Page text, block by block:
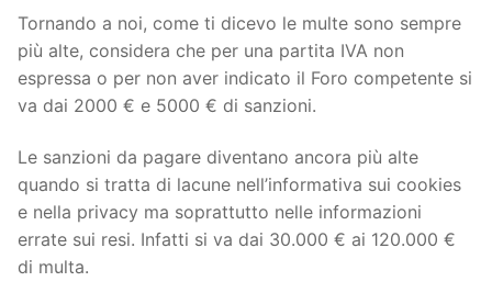
Tornando a noi, come ti dicevo le multe sono sempre
più alte, considera che per una partita IVA non
espressa o per non aver indicato il Foro competente si
va dai 2000 € e 5000 € di sanzioni.
Le sanzioni da pagare diventano ancora più alte
quando si tratta di lacune nell’informativa sui cookies
e nella privacy ma soprattutto nelle informazioni
errate sui resi. Infatti si va dai 30.000 € ai 120.000 €
di multa.